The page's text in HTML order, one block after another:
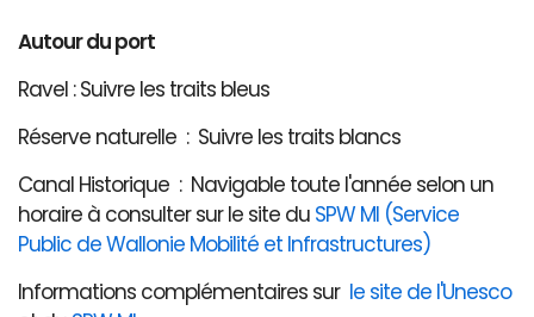
Autour du port
Ravel : Suivre les traits bleus
Réserve naturelle : Suivre les traits blancs
Canal Historique : Navigable toute l'année selon un
horaire à consulter sur le site du SPW MI (Service
Public de Wallonie Mobilité et Infrastructures)
Informations complémentaires sur le site de l'Unesco